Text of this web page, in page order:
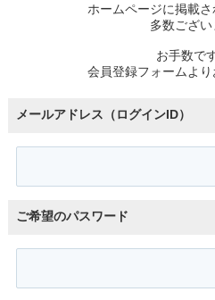
ホームページに掲載
多数ござい
お手数で
会員登録フォームより
メールアドレス（ログインID）
ご希望のパスワード